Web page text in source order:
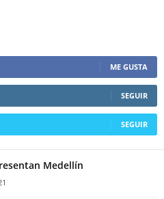
ME GUSTA
SEGUIR
SEGUIR
Medellín